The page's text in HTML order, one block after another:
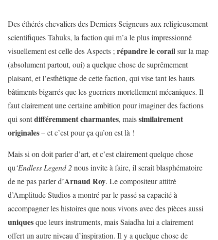
Des éthérés chevaliers des Derniers Seigneurs aux religieusement
scientifiques Tahuks, la faction qui m’a le plus impressionné
visuellement est celle des Aspects ;répandre le corailsur la map
(absolument partout, oui) a quelque chose de suprêmement
plaisant, et l’esthétique de cette faction, qui vise tant les hauts
bâtiments bigarrés que les guerriers mortellement mécaniques. Il
faut clairement une certaine ambition pour imaginer des factions
qui sontdifféremment charmantes, maissimilairement
originales– et c’est pour ça qu’on est là !
Mais si on doit parler d’art, et c’est clairement quelque chose
qu‘Endless Legend 2nous invite à faire, il serait blasphématoire
de ne pas parler d’Arnaud Roy. Le compositeur attitré
d’Amplitude Studios a montré par le passé sa capacité à
accompagner les histoires que nous vivons avec des pièces aussi
uniquesque leurs instruments, mais Saiadha lui a clairement
offert un autre niveau d’inspiration. Il y a quelque chose de